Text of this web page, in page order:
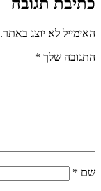
האימייל לא יוצג באתר.
התגובה שלך *
שם *